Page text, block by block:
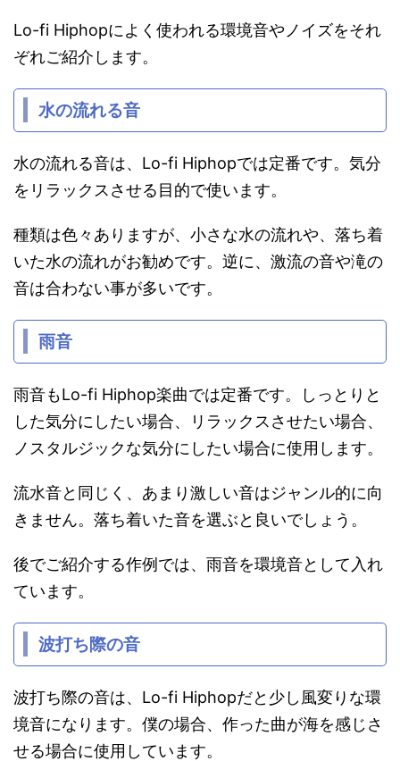
Lo-fi Hiphopによく使われる環境音やノイズをそれ
ぞれご紹介します。
水の流れる音
水の流れる音は、Lo-fi Hiphopでは定番です。気分
をリラックスさせる目的で使います。
種類は色々ありますが、小さな水の流れや、落ち着
いた水の流れがお勧めです。逆に、激流の音や滝の
音は合わない事が多いです。
雨音
雨音もLo-fi Hiphop楽曲では定番です。しっとりと
した気分にしたい場合、リラックスさせたい場合、
ノスタルジックな気分にしたい場合に使用します。
流水音と同じく、あまり激しい音はジャンル的に向
きません。落ち着いた音を選ぶと良いでしょう。
後でご紹介する作例では、雨音を環境音として入れ
ています。
波打ち際の音
波打ち際の音は、Lo-fi Hiphopだと少し風変りな環
境音になります。僕の場合、作った曲が海を感じさ
せる場合に使用しています。